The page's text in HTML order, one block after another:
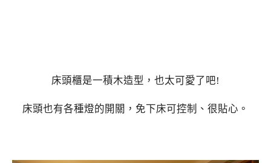
床頭櫃是一積木造型，也太可愛了吧!
床頭也有各種燈的開關，免下床可控制、很貼心。